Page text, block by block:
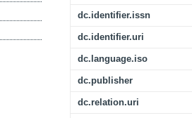
dc.identifier.issn
dc.identifier.uri
dc.language.iso
dc.publisher
dc.relation.uri